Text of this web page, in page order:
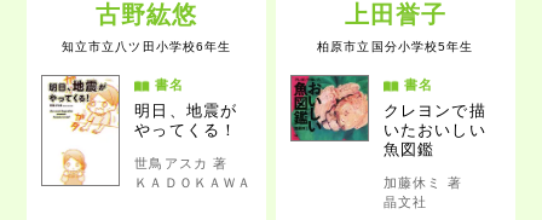
古野紘悠
知立市立八ツ田小学校6年生
書名
明日、地震が
やってくる！
世鳥アスカ 著
ＫＡＤＯＫＡＷＡ
上田誉子
柏原市立国分小学校5年生
書名
クレヨンで描
いたおいしい
魚図鑑
加藤休ミ 著
晶文社